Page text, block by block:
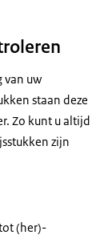
van uw
staan deze
Zo kunt u altijd
zijn
(her)-